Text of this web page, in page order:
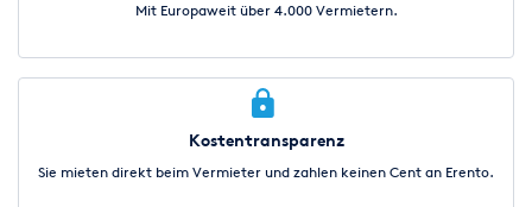
Mit Europaweit über 4.000 Vermietern.
Kostentransparenz
Sie mieten direkt beim Vermieter und zahlen keinen Cent an Erento.